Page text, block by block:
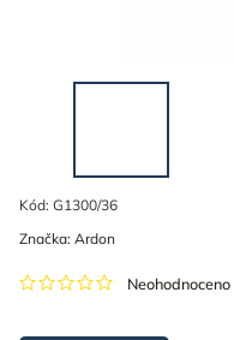
Kód: G1300/36
Neohodnoceno
Značka: Ardon